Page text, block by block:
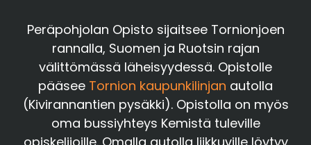
Peräpohjolan Opisto sijaitsee Tornionjoen
rannalla, Suomen ja Ruotsin rajan
välittömässä läheisyydessä. Opistolle
pääsee Tornion kaupunkilinjan autolla
(Kivirannantien pysäkki). Opistolla on myös
oma bussiyhteys Kemistä tuleville
opiskelijoille. Omalla autolla liikkuville löytyy